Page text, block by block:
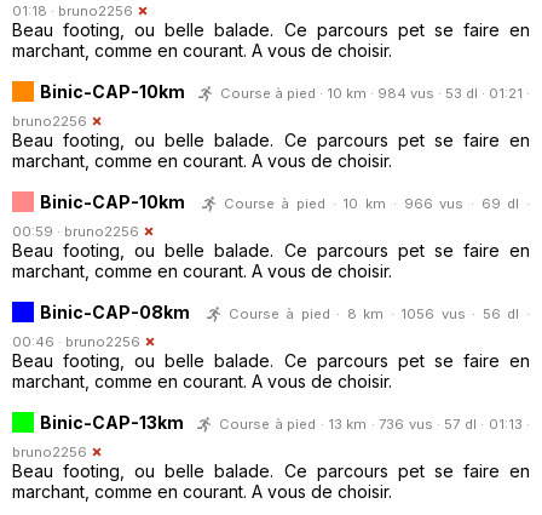
01:18 · bruno2256
Beau footing, ou belle balade. Ce parcours pet se faire en
marchant, comme en courant. A vous de choisir.
Binic-CAP-10km
Course à pied · 10 km · 984 vus · 53 dl · 01:21 ·
bruno2256
Beau footing, ou belle balade. Ce parcours pet se faire en
marchant, comme en courant. A vous de choisir.
Binic-CAP-10km
Course à pied · 10 km · 966 vus · 69 dl ·
00:59 · bruno2256
Beau footing, ou belle balade. Ce parcours pet se faire en
marchant, comme en courant. A vous de choisir.
Binic-CAP-08km
Course à pied · 8 km · 1056 vus · 56 dl ·
00:46 · bruno2256
Beau footing, ou belle balade. Ce parcours pet se faire en
marchant, comme en courant. A vous de choisir.
Binic-CAP-13km
Course à pied · 13 km · 736 vus · 57 dl · 01:13 ·
bruno2256
Beau footing, ou belle balade. Ce parcours pet se faire en
marchant, comme en courant. A vous de choisir.